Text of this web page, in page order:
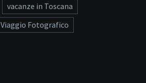
vacanze in Toscana
Viaggio Fotografico